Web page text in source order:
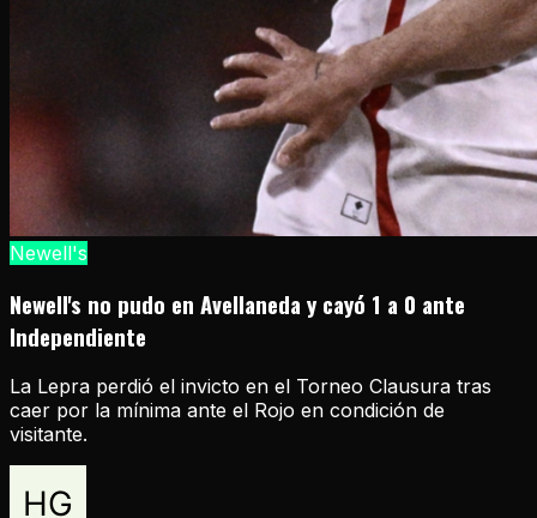
Newell's
Newell's no pudo en Avellaneda y cayó 1 a 0 ante
Independiente
La Lepra perdió el invicto en el Torneo Clausura tras
caer por la mínima ante el Rojo en condición de
visitante.